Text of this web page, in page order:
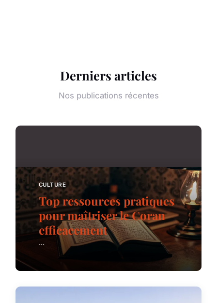
Derniers articles
Nos publications récentes
CULTURE
Top ressources pratiques
pour maîtriser le Coran
efficacement
...